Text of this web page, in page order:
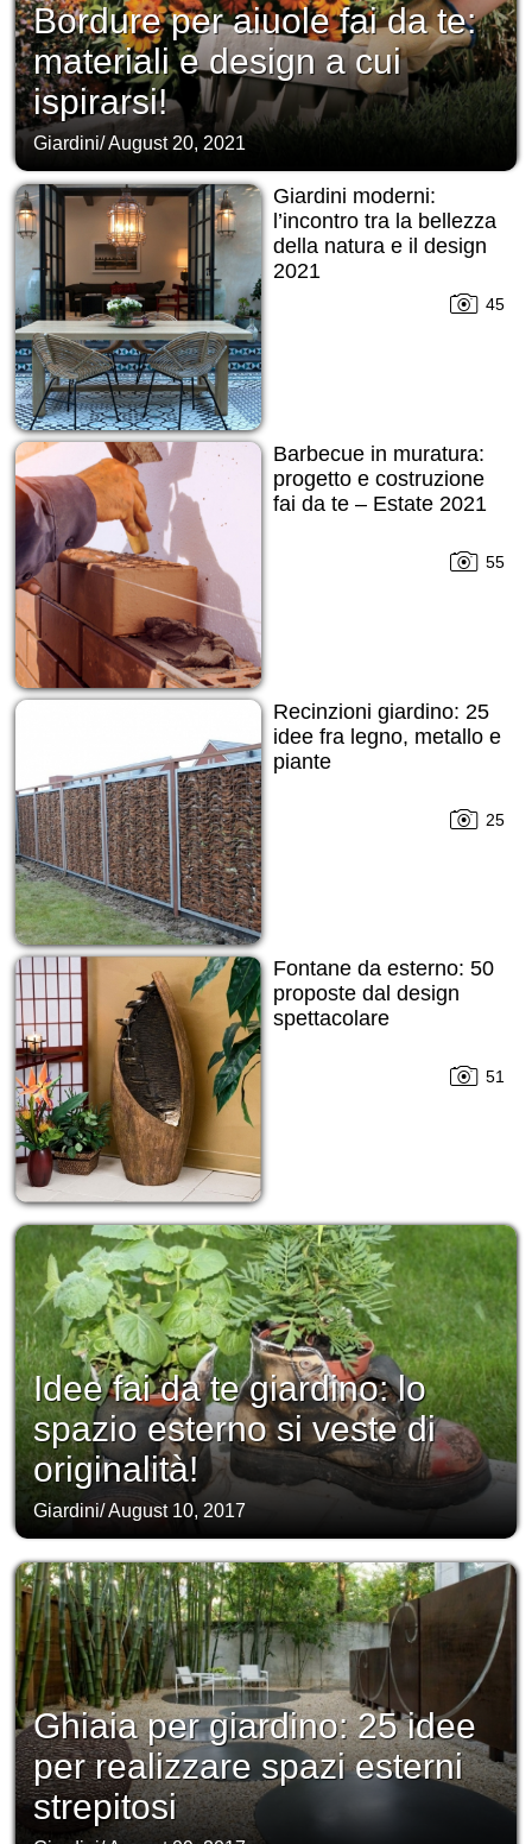
Bordure per aiuole fai da te:
materiali e design a cui
ispirarsi!
Giardini/August 20, 2021
Giardini moderni:
l’incontro tra la bellezza
della natura e il design
2021
45
Barbecue in muratura:
progetto e costruzione
fai da te – Estate 2021
55
Recinzioni giardino: 25
idee fra legno, metallo e
piante
25
Fontane da esterno: 50
proposte dal design
spettacolare
51
Idee fai da te giardino: lo
spazio esterno si veste di
originalità!
Giardini/August 10, 2017
Ghiaia per giardino: 25 idee
per realizzare spazi esterni
strepitosi